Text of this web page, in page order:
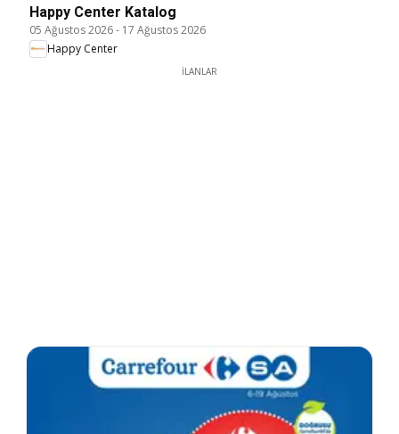
Happy Center Katalog
05 Ağustos 2026- 17 Ağustos 2026
Happy Center
İLANLAR